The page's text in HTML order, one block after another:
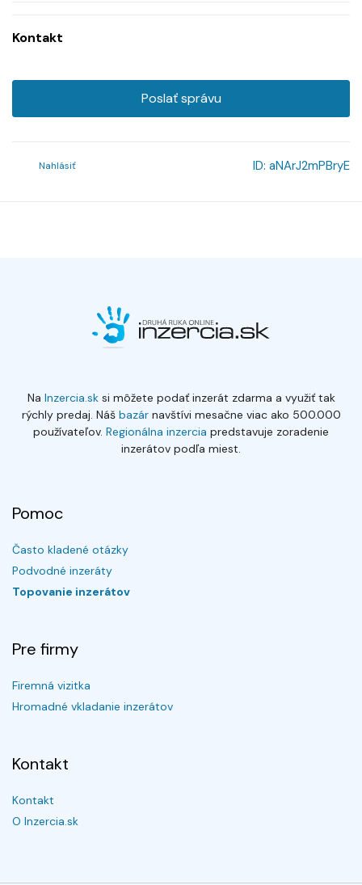
Kontakt
Poslať správu
Nahlásiť ID: aNArJ2mPBryE
Na Inzercia.sksi môžete podať inzerát zdarma a využiť tak
rýchly predaj. Náš bazárnavštívi mesačne viac ako 500.000
používateľov. Regionálna inzercia predstavuje zoradenie
inzerátov podľa miest.
Pomoc
Často kladené otázky
Podvodné inzeráty
Topovanie inzerátov
Pre firmy
Firemná vizitka
Hromadné vkladanie inzerátov
Kontakt
Kontakt
O Inzercia.sk